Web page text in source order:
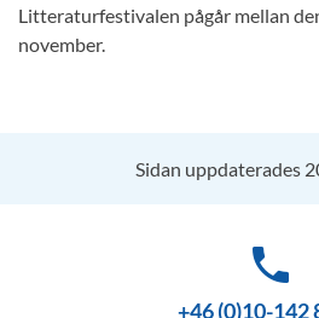
Litteraturfestivalen pågår mellan
november.
Sidan uppdaterades
phone
+46 (0)10-142